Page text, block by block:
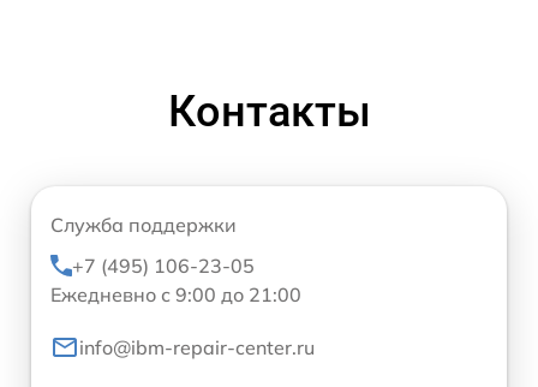
Контакты
Служба поддержки
+7 (495) 106-23-05
Ежедневно с 9:00 до 21:00
info@ibm-repair-center.ru